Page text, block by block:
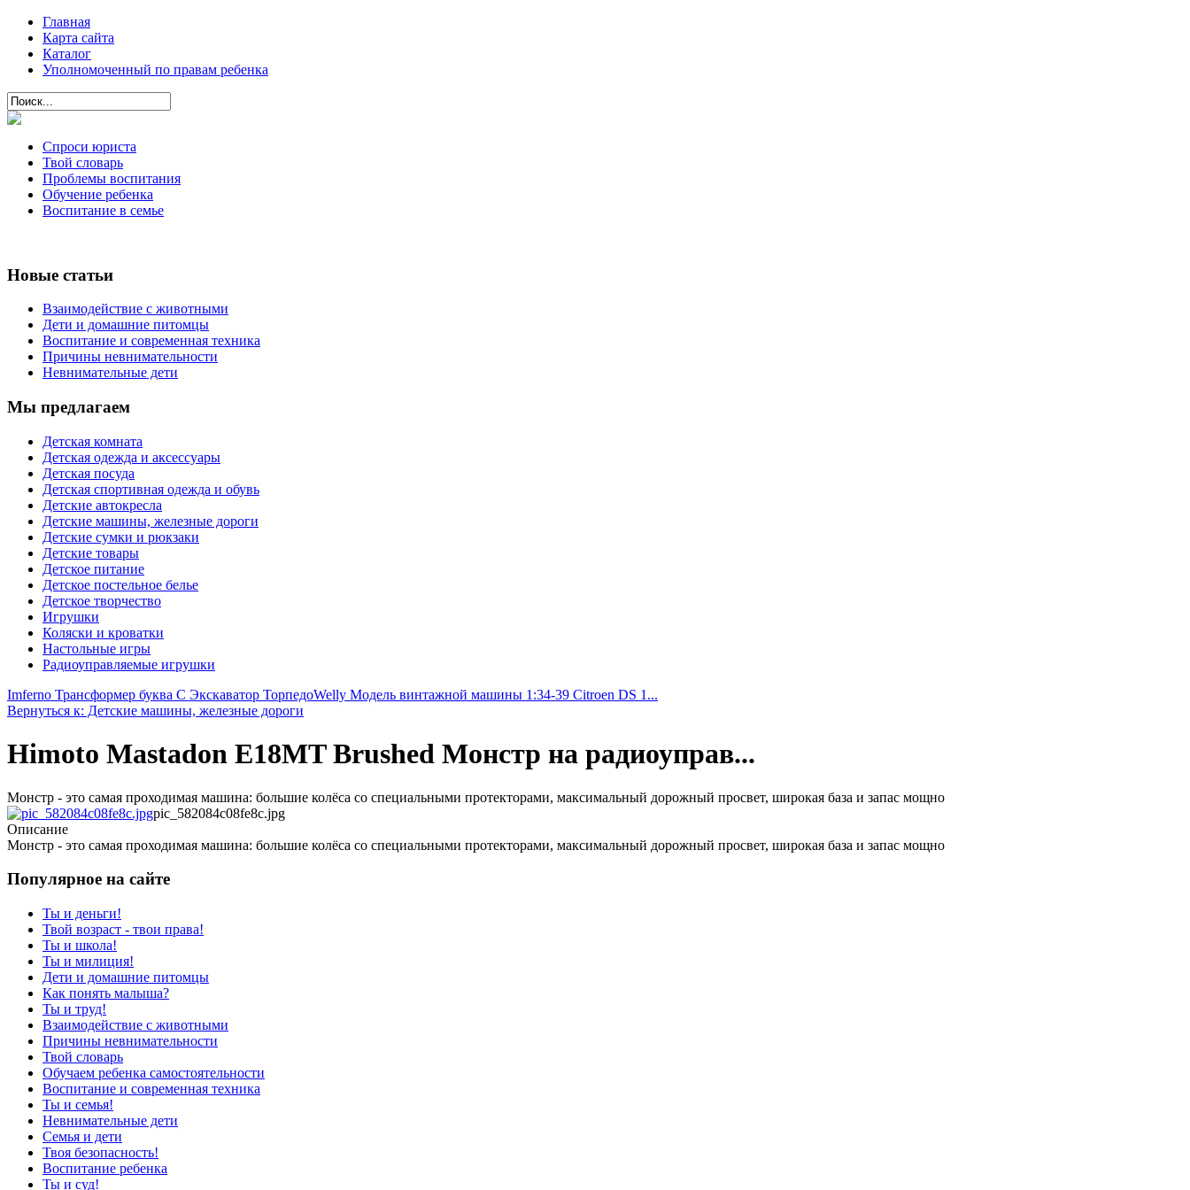
Главная
Карта сайта
Каталог
Уполномоченный по правам ребенка
Спроси юриста
Твой словарь
Проблемы воспитания
Обучение ребенка
Воспитание в семье
Новые статьи
Взаимодействие с животными
Дети и домашние питомцы
Воспитание и современная техника
Причины невнимательности
Невнимательные дети
Мы предлагаем
Детская комната
Детская одежда и аксессуары
Детская посуда
Детская спортивная одежда и обувь
Детские автокресла
Детские машины, железные дороги
Детские сумки и рюкзаки
Детские товары
Детское питание
Детское постельное белье
Детское творчество
Игрушки
Коляски и кроватки
Настольные игры
Радиоуправляемые игрушки
Imferno Трансформер буква С Экскаватор ТорпедоWelly Модель винтажной машины 1:34-39 Citroen DS 1...
Вернуться к: Детские машины, железные дороги
Himoto Mastadon E18MT Brushed Монстр на радиоуправ...
Монстр - это самая проходимая машина: большие колёса со специальными протекторами, максимальный дорожный просвет, широкая база и запас мощно
pic_582084c08fe8c.jpg
Описание
Монстр - это самая проходимая машина: большие колёса со специальными протекторами, максимальный дорожный просвет, широкая база и запас мощно
Популярное на сайте
Ты и деньги!
Твой возраст - твои права!
Ты и школа!
Ты и милиция!
Дети и домашние питомцы
Как понять малыша?
Ты и труд!
Взаимодействие с животными
Причины невнимательности
Твой словарь
Обучаем ребенка самостоятельности
Воспитание и современная техника
Ты и семья!
Невнимательные дети
Семья и дети
Твоя безопасность!
Воспитание ребенка
Ты и суд!